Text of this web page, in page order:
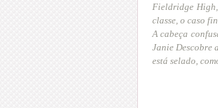
Fieldridge
classe, o caso
A cabeça
Janie Descobre
está selado,